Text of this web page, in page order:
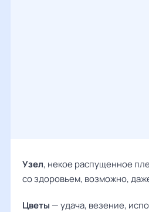
Узел, некое распущенное
со здоровьем, возможно,
Цветы — удача, везение,